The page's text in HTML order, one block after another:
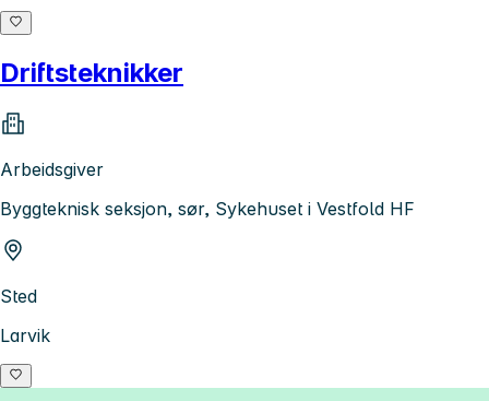
Driftsteknikker
Arbeidsgiver
Byggteknisk seksjon, sør, Sykehuset i Vestfold HF
Sted
Larvik